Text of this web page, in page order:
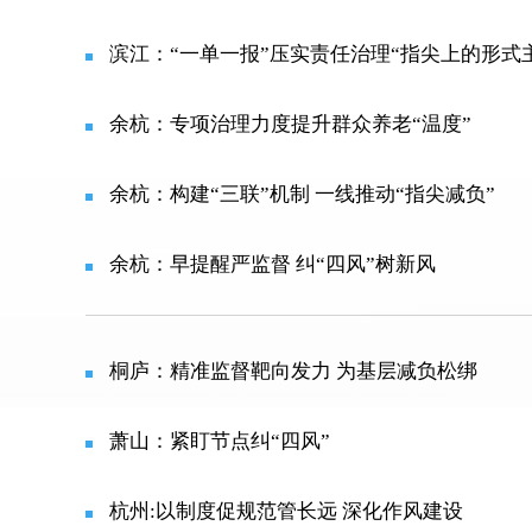
滨江：“一单一报”压实责任治理“指尖上的形式
余杭：专项治理力度提升群众养老“温度”
余杭：构建“三联”机制 一线推动“指尖减负”
余杭：早提醒严监督 纠“四风”树新风
桐庐：精准监督靶向发力 为基层减负松绑
萧山：紧盯节点纠“四风”
杭州:以制度促规范管长远 深化作风建设